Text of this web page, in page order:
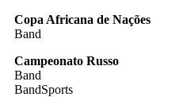
Copa Africana de Nações
Band
Campeonato Russo
Band
BandSports